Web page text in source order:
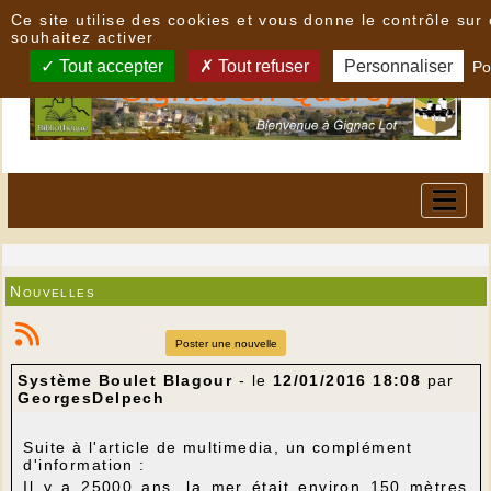
Nouvelles
Poster une nouvelle
Système Boulet Blagour - le 12/01/2016 18:08 par
GeorgesDelpech
Suite à l'article de multimedia, un complément
d'information :
Il y a 25000 ans, la mer était environ 150 mètres
Ce site utilise des cookies et vous donne le contrôle sur
souhaitez activer
Tout accepter Tout refuser Personnaliser